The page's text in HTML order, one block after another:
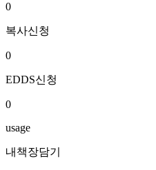
0
복사신청
0
EDDS신청
0
usage
내책장담기